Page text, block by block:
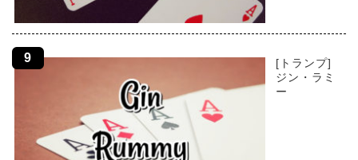
[トランプ]
ジン・ラミ
ー